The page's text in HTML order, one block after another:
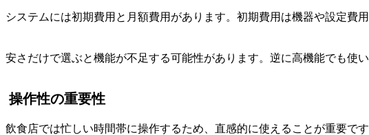
システムには初期費用と月額費用があります。初期費用は機器や設定費
安さだけで選ぶと機能が不足する可能性があります。逆に高機能でも使
操作性の重要性
飲食店では忙しい時間帯に操作するため、直感的に使えることが重要で